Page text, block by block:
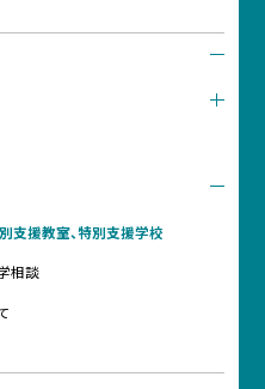
支援教室、特別支援学校
相談